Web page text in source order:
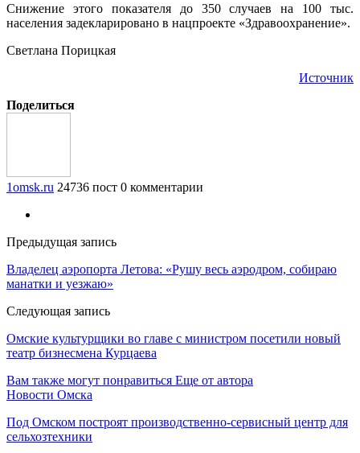
Снижение этого показателя до 350 случаев на 100 тыс.
населения задекларировано в нацпроекте «Здравоохранение».
Светлана Порицкая
Источник
Поделиться
1omsk.ru 24736 пост 0 комментарии
Предыдущая запись
Владелец аэропорта Летова: «Рушу весь аэродром, собираю
манатки и уезжаю»
Следующая запись
Омские культурщики во главе с министром посетили новый
театр бизнесмена Курцаева
Вам также могут понравиться Еще от автора
Новости Омска
Под Омском построят производственно-сервисный центр для
сельхозтехники